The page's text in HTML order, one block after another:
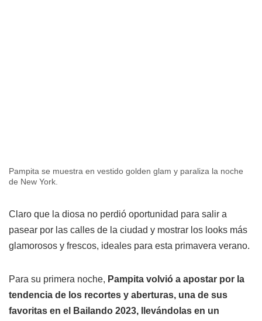
Pampita se muestra en vestido golden glam y paraliza la noche
de New York.
Claro que la diosa no perdió oportunidad para salir a
pasear por las calles de la ciudad y mostrar los looks más
glamorosos y frescos, ideales para esta primavera verano.
Para su primera noche, Pampita volvió a apostar por la
tendencia de los recortes y aberturas, una de sus
favoritas en el Bailando 2023, llevándolas en un